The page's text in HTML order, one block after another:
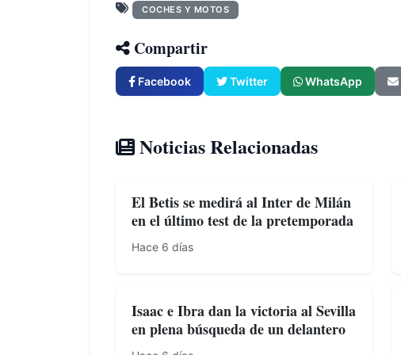
COCHES Y MOTOS
Compartir
Facebook Twitter WhatsApp
Noticias Relacionadas
El Betis se medirá al Inter de Milán
en el último test de la pretemporada
Hace 6 días
Isaac e Ibra dan la victoria al Sevilla
en plena búsqueda de un delantero